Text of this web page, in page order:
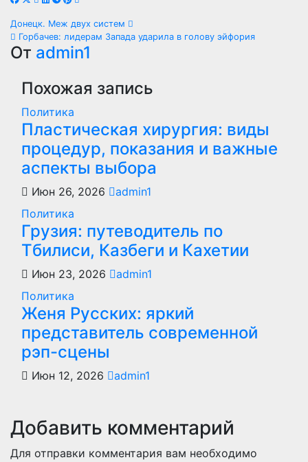
Навигация
по
записям
Донецк. Меж двух систем
Горбачев: лидерам Запада ударила в голову эйфория
От admin1
Похожая запись
Политика
Пластическая хирургия: виды
процедур, показания и важные
аспекты выбора
Июн 26, 2026
admin1
Политика
Грузия: путеводитель по
Тбилиси, Казбеги и Кахетии
Июн 23, 2026
admin1
Политика
Женя Русских: яркий
представитель современной
рэп-сцены
Июн 12, 2026 admin1
Добавить комментарий
Для отправки комментария вам необходимо